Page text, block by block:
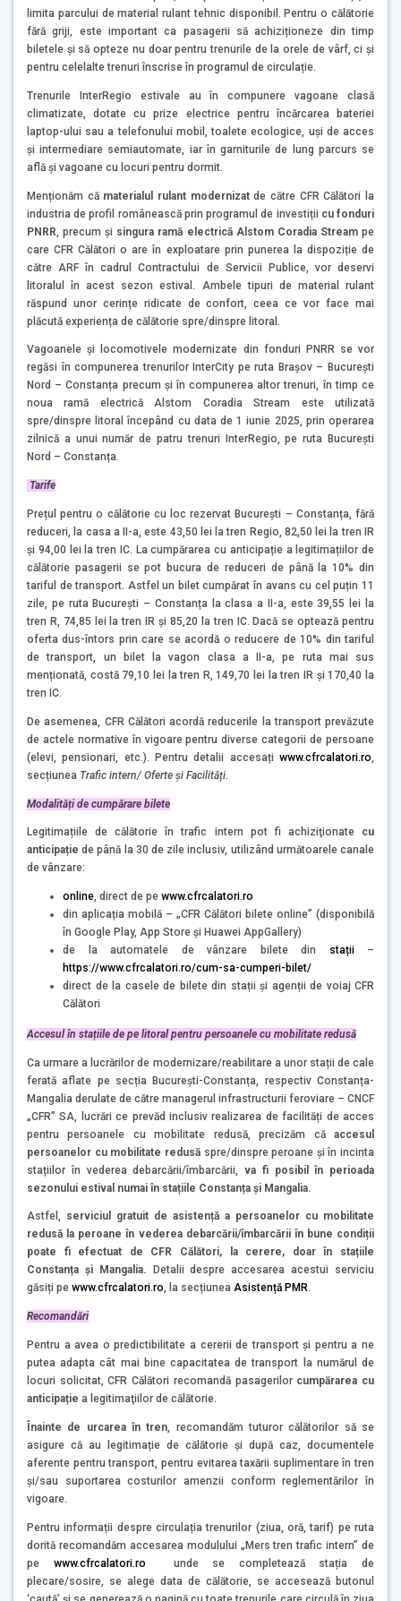
limita parcului de material rulant tehnic disponibil. Pentru o călătorie
fără griji, este important ca pasagerii să achiziționeze din timp
biletele și să opteze nu doar pentru trenurile de la orele de vârf, ci și
pentru celelalte trenuri înscrise în programul de circulație.
Trenurile InterRegio estivale au în compunere vagoane clasă
climatizate, dotate cu prize electrice pentru încărcarea bateriei
laptop-ului sau a telefonului mobil, toalete ecologice, uși de acces
și intermediare semiautomate, iar în garniturile de lung parcurs se
află și vagoane cu locuri pentru dormit.
Menționăm că materialul rulant modernizatde către CFR Călători la
industria de profil românească prin programul de investiții cu fonduri
PNRR , precum și singura ramă electrică Alstom Coradia Streampe
care CFR Călători o are în exploatare prin punerea la dispoziție de
către ARF în cadrul Contractului de Servicii Publice, vor deservi
litoralul în acest sezon estival. Ambele tipuri de material rulant
răspund unor cerințe ridicate de confort, ceea ce vor face mai
plăcută experiența de călătorie spre/dinspre litoral.
Vagoanele și locomotivele modernizate din fonduri PNRR se vor
regăsi în compunerea trenurilor InterCity pe ruta Brașov – București
Nord – Constanța precum și în compunerea altor trenuri, în timp ce
noua ramă electrică Alstom Coradia Stream este utilizată
spre/dinspre litoral începând cu data de 1 iunie 2025, prin operarea
zilnică a unui număr de patru trenuri InterRegio, pe ruta București
Nord – Constanța.
Tarife
Prețul pentru o călătorie cu loc rezervat București – Constanța, fără
reduceri, la casa a II-a, este 43,50 lei la tren Regio, 82,50 lei la tren IR
și 94,00 lei la tren IC. La cumpărarea cu anticipație a legitimațiilor de
călătorie pasagerii se pot bucura de reduceri de până la 10% din
tariful de transport. Astfel un bilet cumpărat în avans cu cel puțin 11
zile, pe ruta București – Constanța la clasa a II-a, este 39,55 lei la
tren R, 74,85 lei la tren IR și 85,20 la tren IC. Dacă se optează pentru
oferta dus-întors prin care se acordă o reducere de 10% din tariful
de transport, un bilet la vagon clasa a II-a, pe ruta mai sus
menționată, costă 79,10 lei la tren R, 149,70 lei la tren IR și 170,40 la
tren IC.
De asemenea, CFR Călători acordă reducerile la transport prevăzute
de actele normative în vigoare pentru diverse categorii de persoane
(elevi, pensionari, etc.). Pentru detalii accesați www.cfrcalatori.ro,
secțiunea Trafic intern/ Oferte și Facilități.
Modalități de cumpărare bilete
Legitimațiile de călătorie în trafic intern pot fi achiziţionate cu
anticipațiede până la 30 de zile inclusiv, utilizând următoarele canale
de vânzare:
online, direct de pe www.cfrcalatori.ro
din aplicația mobilă – „CFR Călători bilete online” (disponibilă
în Google Play, App Store și Huawei AppGallery)
de la automatele de vânzare bilete din
stații–
https://www.cfrcalatori.ro/cum-sa-cumperi-bilet/
direct de la casele de bilete din stații și agenții de voiaj CFR
Călători
Accesul în stațiile de pe litoral pentru persoanele cu mobilitate redusă
Ca urmare a lucrărilor de modernizare/reabilitare a unor stații de cale
ferată aflate pe secția București-Constanța, respectiv Constanța-
Mangalia derulate de către managerul infrastructurii feroviare – CNCF
„CFR” SA, lucrări ce prevăd inclusiv realizarea de facilități de acces
pentru persoanele cu mobilitate redusă, precizăm că accesul
persoanelor cu mobilitate redusăspre/dinspre peroane și în incinta
stațiilor în vederea debarcării/îmbarcării, va fi posibil în perioada
sezonului estival numai în stațiile Constanța și Mangalia.
Astfel, serviciul gratuit de asistență a persoanelor cu mobilitate
redusă la peroane în vederea debarcării/îmbarcării în bune condiții
poate fi efectuat de CFR Călători, la cerere, doar în stațiile
Constanța și Mangalia. Detalii despre accesarea acestui serviciu
găsiți pe www.cfrcalatori.ro, la secțiunea Asistență PMR.
Recomandări
Pentru a avea o predictibilitate a cererii de transport și pentru a ne
putea adapta cât mai bine capacitatea de transport la numărul de
locuri solicitat, CFR Călători recomandă pasagerilor cumpărarea cu
anticipație a legitimaţiilor de călătorie.
Înainte de urcarea în tren, recomandăm tuturor călătorilor să se
asigure că au legitimație de călătorie și după caz, documentele
aferente pentru transport, pentru evitarea taxării suplimentare în tren
și/sau suportarea costurilor amenzii conform reglementărilor în
vigoare.
Pentru informații despre circulația trenurilor (ziua, oră, tarif) pe ruta
dorită recomandăm accesarea modulului „Mers tren trafic intern” de
pe www.cfrcalatori.ro unde se completează stația de
plecare/sosire, se alege data de călătorie, se accesează butonul